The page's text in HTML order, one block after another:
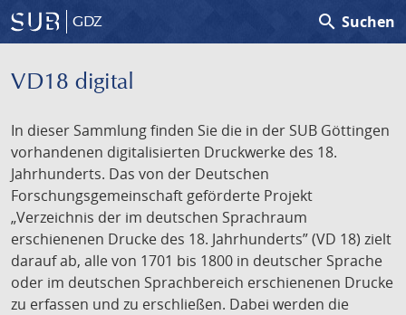
GDZ search Suchen
VD18 digital
In dieser Sammlung finden Sie die in der SUB Göttingen
vorhandenen digitalisierten Druckwerke des 18.
Jahrhunderts. Das von der Deutschen
Forschungsgemeinschaft geförderte Projekt
„Verzeichnis der im deutschen Sprachraum
erschienenen Drucke des 18. Jahrhunderts” (VD 18) zielt
darauf ab, alle von 1701 bis 1800 in deutscher Sprache
oder im deutschen Sprachbereich erschienenen Drucke
zu erfassen und zu erschließen. Dabei werden die